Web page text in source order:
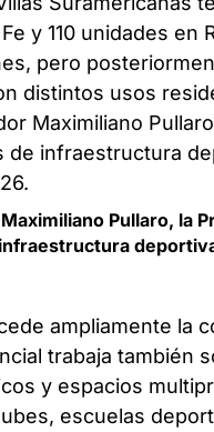
y 110 unidades en
pero
distintos usos
Pullaro, la
ampliamente la
trabaja también
y espacios
escuelas